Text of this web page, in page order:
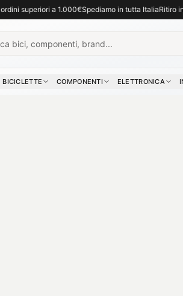
superiori a 1.000€Spediamo in tutta ItaliaRitiro in
BICICLETTE COMPONENTI ELETTRONICA